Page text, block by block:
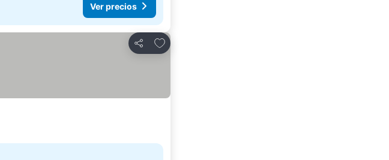
Ver precios
Compartir
Añadir a favoritos